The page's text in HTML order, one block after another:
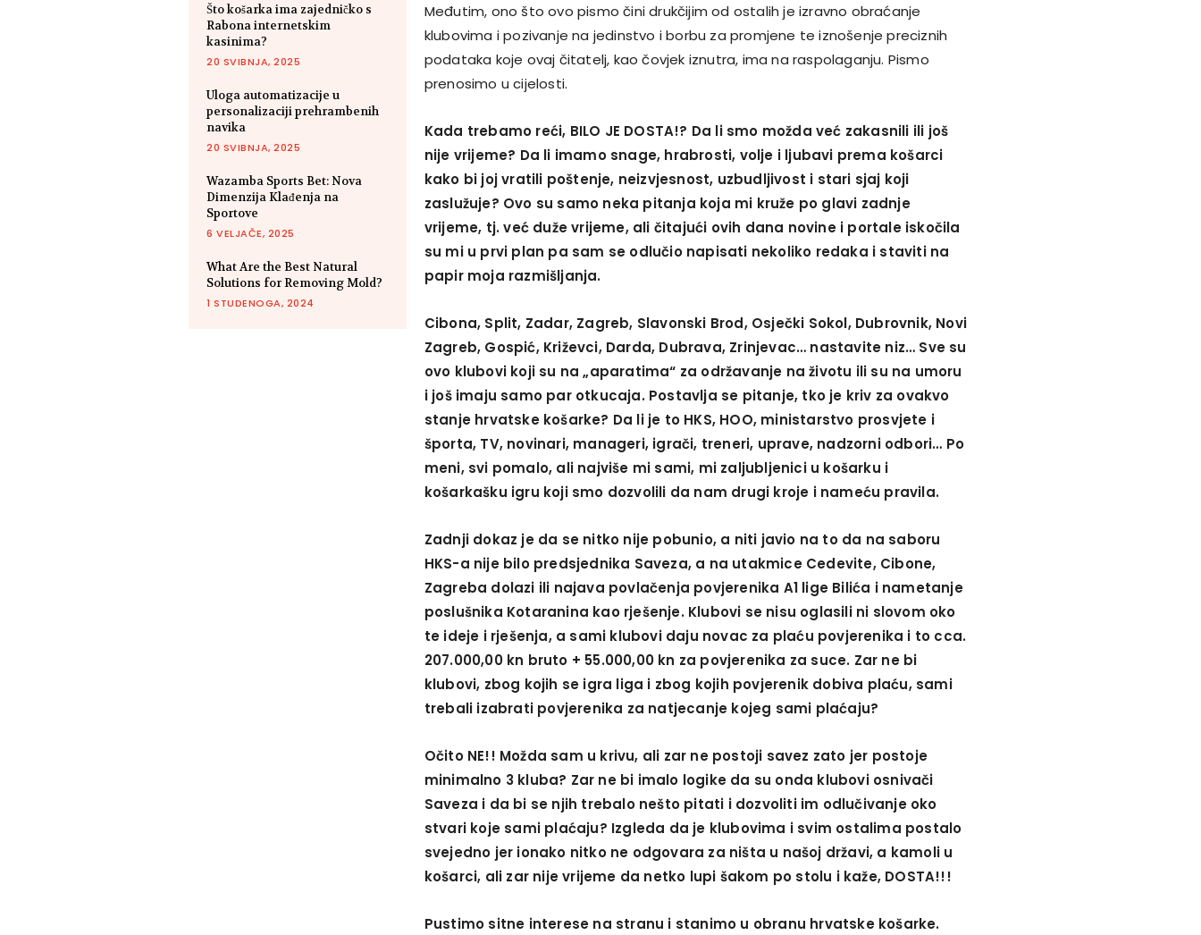
Što košarka ima zajedničko s
Rabona internetskim
kasinima?
20 SVIBNJA, 2025
Uloga automatizacije u
personalizaciji prehrambenih
navika
20 SVIBNJA, 2025
Wazamba Sports Bet: Nova
Dimenzija Klađenja na
Sportove
6 VELJAČE, 2025
What Are the Best Natural
Solutions for Removing Mold?
1 STUDENOGA, 2024
Međutim, ono što ovo pismo čini drukčijim od ostalih je izravno obraćanje
klubovima i pozivanje na jedinstvo i borbu za promjene te iznošenje preciznih
podataka koje ovaj čitatelj, kao čovjek iznutra, ima na raspolaganju. Pismo
prenosimo u cijelosti.
Kada trebamo reći, BILO JE DOSTA!? Da li smo možda već zakasnili ili još
nije vrijeme? Da li imamo snage, hrabrosti, volje i ljubavi prema košarci
kako bi joj vratili poštenje, neizvjesnost, uzbudljivost i stari sjaj koji
zaslužuje? Ovo su samo neka pitanja koja mi kruže po glavi zadnje
vrijeme, tj. već duže vrijeme, ali čitajući ovih dana novine i portale iskočila
su mi u prvi plan pa sam se odlučio napisati nekoliko redaka i staviti na
papir moja razmišljanja.
Cibona, Split, Zadar, Zagreb, Slavonski Brod, Osječki Sokol, Dubrovnik, Novi
Zagreb, Gospić, Križevci, Darda, Dubrava, Zrinjevac… nastavite niz… Sve su
ovo klubovi koji su na „aparatima“ za održavanje na životu ili su na umoru
i još imaju samo par otkucaja. Postavlja se pitanje, tko je kriv za ovakvo
stanje hrvatske košarke? Da li je to HKS, HOO, ministarstvo prosvjete i
športa, TV, novinari, manageri, igrači, treneri, uprave, nadzorni odbori… Po
meni, svi pomalo, ali najviše mi sami, mi zaljubljenici u košarku i
košarkašku igru koji smo dozvolili da nam drugi kroje i nameću pravila.
Zadnji dokaz je da se nitko nije pobunio, a niti javio na to da na saboru
HKS-a nije bilo predsjednika Saveza, a na utakmice Cedevite, Cibone,
Zagreba dolazi ili najava povlačenja povjerenika A1 lige Bilića i nametanje
poslušnika Kotaranina kao rješenje. Klubovi se nisu oglasili ni slovom oko
te ideje i rješenja, a sami klubovi daju novac za plaću povjerenika i to cca.
207.000,00 kn bruto + 55.000,00 kn za povjerenika za suce. Zar ne bi
klubovi, zbog kojih se igra liga i zbog kojih povjerenik dobiva plaću, sami
trebali izabrati povjerenika za natjecanje kojeg sami plaćaju?
Očito NE!! Možda sam u krivu, ali zar ne postoji savez zato jer postoje
minimalno 3 kluba? Zar ne bi imalo logike da su onda klubovi osnivači
Saveza i da bi se njih trebalo nešto pitati i dozvoliti im odlučivanje oko
stvari koje sami plaćaju? Izgleda da je klubovima i svim ostalima postalo
svejedno jer ionako nitko ne odgovara za ništa u našoj državi, a kamoli u
košarci, ali zar nije vrijeme da netko lupi šakom po stolu i kaže, DOSTA!!!
Pustimo sitne interese na stranu i stanimo u obranu hrvatske košarke.